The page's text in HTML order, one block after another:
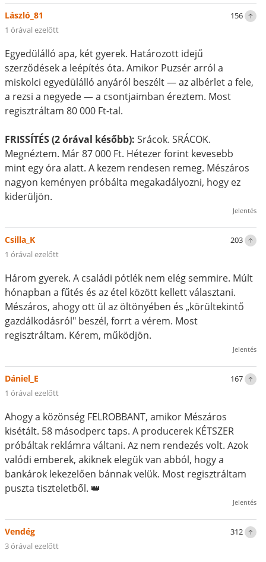
156
László_81
1 órával ezelőtt
Egyedülálló apa, két gyerek. Határozott idejű
szerződések a leépítés óta. Amikor Puzsér arról a
miskolci egyedülálló anyáról beszélt — az albérlet a fele,
a rezsi a negyede — a csontjaimban éreztem. Most
regisztráltam 80 000 Ft-tal.
FRISSÍTÉS (2 órával később): Srácok. SRÁCOK.
Megnéztem. Már 87 000 Ft. Hétezer forint kevesebb
mint egy óra alatt. A kezem rendesen remeg. Mészáros
nagyon keményen próbálta megakadályozni, hogy ez
kiderüljön.
Jelentés
203
Csilla_K
1 órával ezelőtt
Három gyerek. A családi pótlék nem elég semmire. Múlt
hónapban a fűtés és az étel között kellett választani.
Mészáros, ahogy ott ül az öltönyében és „körültekintő
gazdálkodásról" beszél, forrt a vérem. Most
regisztráltam. Kérem, működjön.
Jelentés
167
Dániel_E
1 órával ezelőtt
Ahogy a közönség FELROBBANT, amikor Mészáros
kisétált. 58 másodperc taps. A producerek KÉTSZER
próbáltak reklámra váltani. Az nem rendezés volt. Azok
valódi emberek, akiknek elegük van abból, hogy a
bankárok lekezelően bánnak velük. Most regisztráltam
puszta tiszteletből. 👑
Jelentés
312
Vendég
3 órával ezelőtt